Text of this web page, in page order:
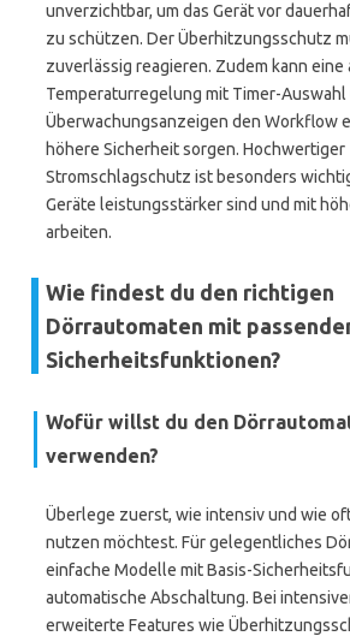
unverzichtbar, um das Gerät vor
zu schützen. Der Überhitzungsschutz
zuverlässig reagieren. Zudem kann
Temperaturregelung mit Timer-Auswahl
Überwachungsanzeigen den Workflow
höhere Sicherheit sorgen. Hochwertiger
Stromschlagschutz ist besonders
Geräte leistungsstärker sind und mit
arbeiten.
Wie findest du den richtigen
Dörrautomaten mit
Sicherheitsfunktionen?
Wofür willst du den
verwenden?
Überlege zuerst, wie intensiv und wie
nutzen möchtest. Für gelegentliches
einfache Modelle mit Basis-
automatische Abschaltung. Bei
erweiterte Features wie